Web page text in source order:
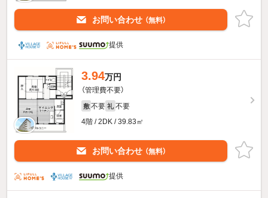
お問い合わせ （無料）
提供
3.94万円
（管理費不要）
敷 不要 礼 不要
4階 / 2DK / 39.83㎡
お問い合わせ （無料）
提供